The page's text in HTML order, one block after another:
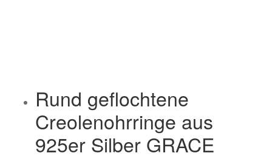
Rund geflochtene
Creolenohrringe aus
925er Silber GRACE